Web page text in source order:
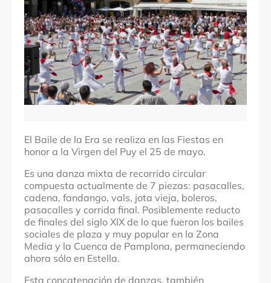
Estella
Denominación
Baile de la Era
Fechas
Fiestas de la Virgen del Puy 25 de mayo
El Baile de la Era se realiza en las Fiestas en
honor a la Virgen del Puy el 25 de mayo.
Es una danza mixta de recorrido circular
compuesta actualmente de 7 piezas: pasacalles,
cadena, fandango, vals, jota vieja, boleros,
pasacalles y corrida final. Posiblemente reducto
de finales del siglo XIX de lo que fueron los bailes
sociales de plaza y muy popular en la Zona
Media y la Cuenca de Pamplona, permaneciendo
ahora sólo en Estella.
Esta concatenación de danzas, también